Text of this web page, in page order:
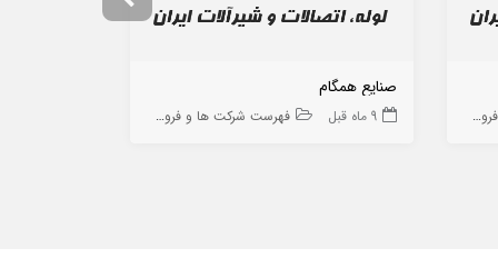
ها
صنایع همگام
9 ماه قبل فهرست شرکت ها و فروشگاه ها